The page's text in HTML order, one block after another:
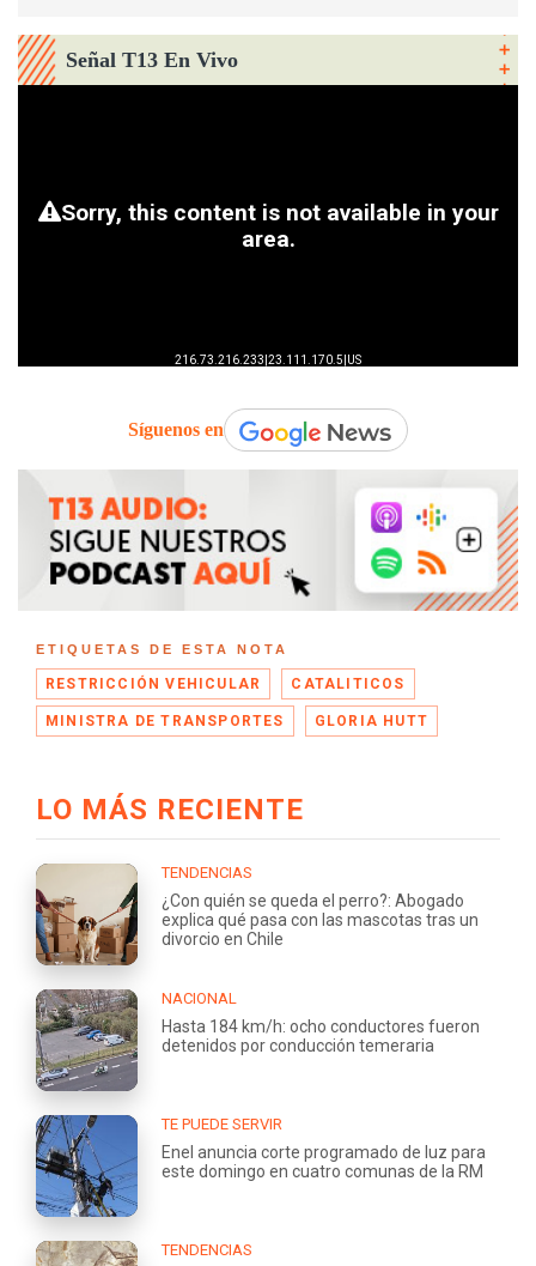
Señal T13 En Vivo
Síguenos en
ETIQUETAS DE ESTA NOTA
RESTRICCIÓN VEHICULAR CATALITICOS
MINISTRA DE TRANSPORTES GLORIA HUTT
LO MÁS RECIENTE
TENDENCIAS
¿Con quién se queda el perro?: Abogado
explica qué pasa con las mascotas tras un
divorcio en Chile
NACIONAL
Hasta 184 km/h: ocho conductores fueron
detenidos por conducción temeraria
TE PUEDE SERVIR
Enel anuncia corte programado de luz para
este domingo en cuatro comunas de la RM
TENDENCIAS